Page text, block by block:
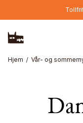
Hopp til hovedinnhold
Hjem Vår- og